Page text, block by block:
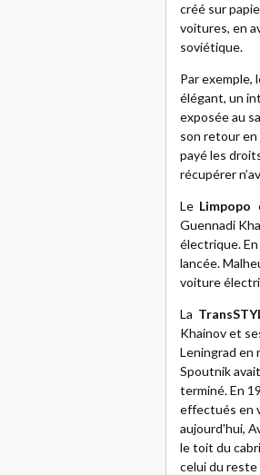
créé sur
voitures, en
soviétique.
Par exemple,
élégant, un
exposée au
son retour en
payé les
récupérer
Le Limpopo
Guennadi
électrique.
lancée.
voiture
La
Khainov et
Leningrad en
Spoutnik
terminé. En
effectués en
aujourd'hui,
le toit du
celui du reste